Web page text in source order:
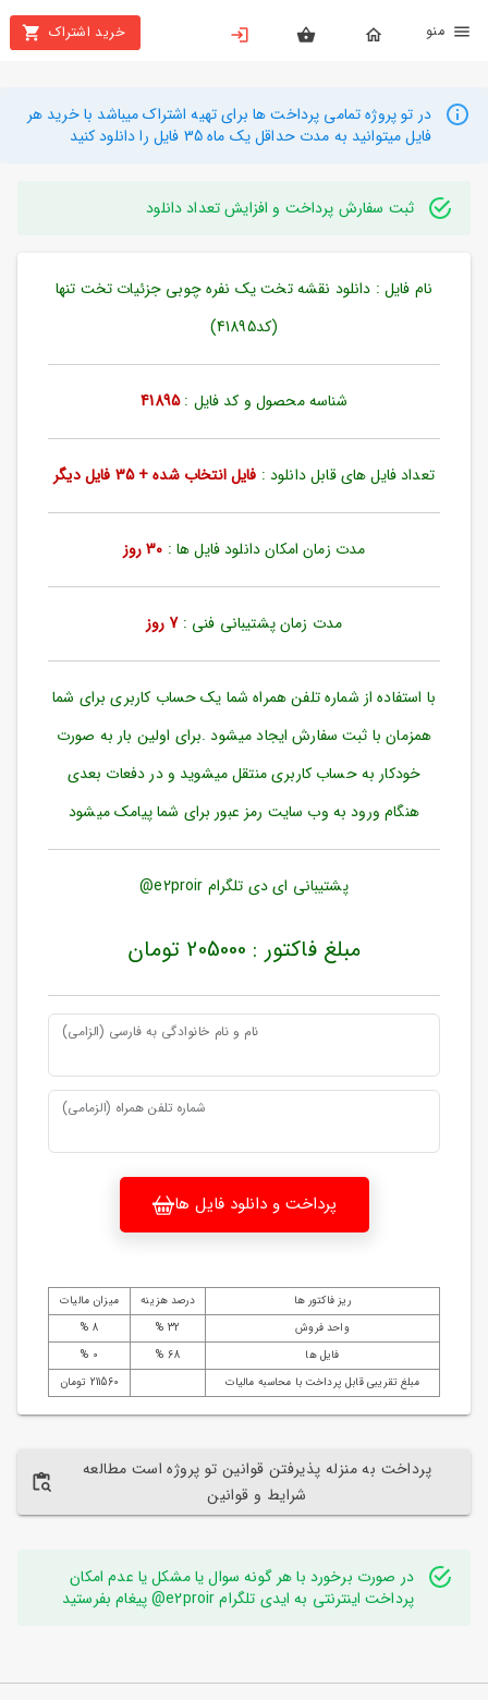
خرید اشتراک
بستن
محصولات
تهیه
راهنما
دانلود
ورود
به
بازیابی
رمز
مندی
ها
در تو پروژه تمامی پرداخت ها برای تهیه اشتراک میباشد با خرید هر
فایل میتوانید به مدت حداقل یک ماه 35 فایل را دانلود کنید
ثبت سفارش پرداخت و افزایش تعداد دانلود
نام فایل : دانلود نقشه تخت یک نفره چوبی جزئیات تخت تنها
(کد41895)
شناسه محصول و کد فایل :41895
تعداد فایل های قابل دانلود : فایل انتخاب شده + 35 فایل دیگر
مدت زمان امکان دانلود فایل ها : 30 روز
مدت زمان پشتیبانی فنی :7 روز
با استفاده از شماره تلفن همراه شما یک حساب کاربری برای شما
همزمان با ثبت سفارش ایجاد میشود .برای اولین بار به صورت
خودکار به حساب کاربری منتقل میشوید و در دفعات بعدی
هنگام ورود به وب سایت رمز عبور برای شما پیامک میشود
پشتیبانی ای دی تلگرام e2proir@
مبلغ فاکتور : 205000 تومان
نام و نام خانوادگی به فارسی (الزامی)
شماره تلفن همراه (الزمامی)
پرداخت و دانلود فایل ها
ریز فاکتور ها درصد هزینه
میزان مالیات
واحد فروش
32 %
8 %
فایل ها
68 %
0 %
مبلغ تقریبی قابل پرداخت با محاسبه مالیات
211560 تومان
پرداخت به منزله پذیرفتن قوانین تو پروژه است مطالعه
شرایط و قوانین
در صورت برخورد با هر گونه سوال یا مشکل یا عدم امکان
پرداخت اینترنتی به ایدی تلگرام e2proir@ پیغام بفرستید